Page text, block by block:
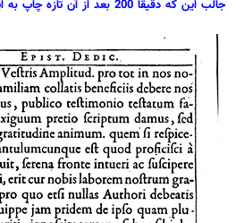
جالب این که دقیقا 200 بعد از آن تازه چاپ به ایران آمد!!)